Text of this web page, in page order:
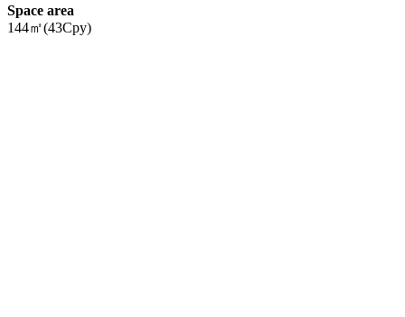
Space area
144㎡(43Cpy)